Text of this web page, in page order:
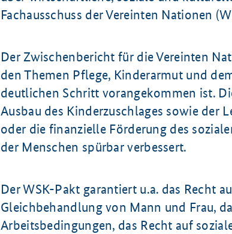
Fachausschuss der Vereinten Nationen
Der Zwischenbericht für die Vereinten
den Themen Pflege, Kinderarmut und
deutlichen Schritt vorangekommen ist.
Ausbau des Kinderzuschlages sowie der
oder die finanzielle Förderung des
der Menschen spürbar verbessert.
Der WSK-Pakt garantiert u.a. das Recht
Gleichbehandlung von Mann und Frau,
Arbeitsbedingungen, das Recht auf